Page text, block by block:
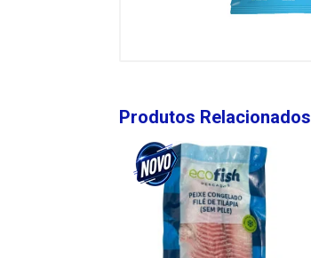
Produtos Relacionados